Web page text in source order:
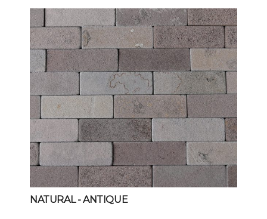
NATURAL- ANTIQUE